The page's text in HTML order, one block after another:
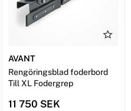
AVANT
Rengöringsblad foderbord
Till XL Fodergrep
11 750 SEK